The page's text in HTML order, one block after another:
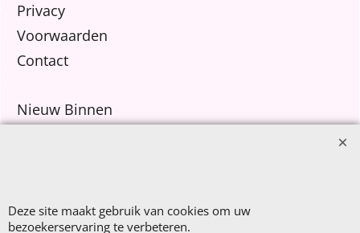
Privacy
Voorwaarden
Contact
Nieuw Binnen
Deze site maakt gebruik van cookies om uw
bezoekerservaring te verbeteren.